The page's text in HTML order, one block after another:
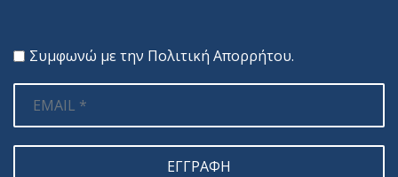
Συμφωνώ με την Πολιτική Απορρήτου.
ΕΓΓΡΑΦΗ